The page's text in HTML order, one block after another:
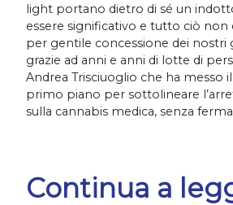
light portano dietro di sé un
essere significativo e tutto ciò non
per gentile concessione dei nostri
grazie ad anni e anni di lotte di
Andrea Trisciuoglio che ha messo
primo piano per sottolineare
sulla cannabis medica, senza
Continua a